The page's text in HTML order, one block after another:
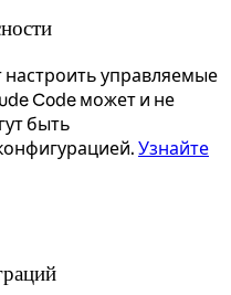
управляемые
Code может и не
быть
Узнайте